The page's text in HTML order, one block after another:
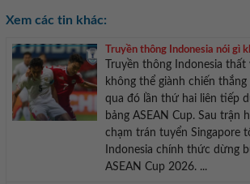
Xem các tin khác:
Truyền thông Indonesia nói gì
Truyền thông Indonesia
không thể giành chiến
qua đó lần thứ hai liên tiếp
bảng ASEAN Cup. Sau trận
chạm trán tuyển Singapore
Indonesia chính thức dừng
ASEAN Cup 2026. ...